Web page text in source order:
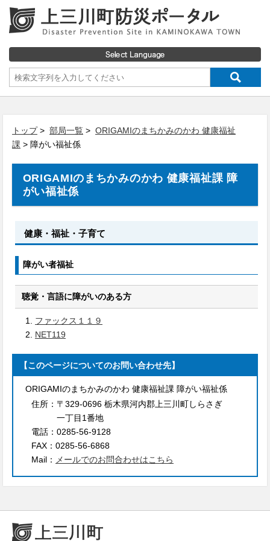
トップ> 部局一覧 > ORIGAMIのまちかみのかわ 健康福祉
課 > 障がい福祉係
ORIGAMIのまちかみのかわ 健康福祉課 障
がい福祉係
健康・福祉・子育て
障がい者福祉
聴覚・言語に障がいのある方
ファックス１１９
NET119
【このページについてのお問い合わせ先】
ORIGAMIのまちかみのかわ 健康福祉課 障がい福祉係
住所： 〒329-0696 栃木県河内郡上三川町しらさぎ
一丁目1番地
電話： 0285-56-9128
FAX： 0285-56-6868
Mail： メールでのお問合わせはこちら